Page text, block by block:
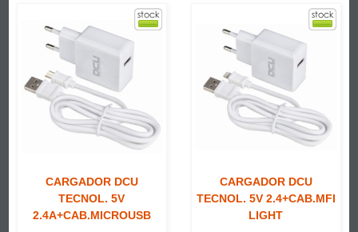
CARGADOR DCU
TECNOL. 5V
2.4A+CAB.MICROUSB
CARGADOR DCU
TECNOL. 5V 2.4+CAB.MFI
LIGHT